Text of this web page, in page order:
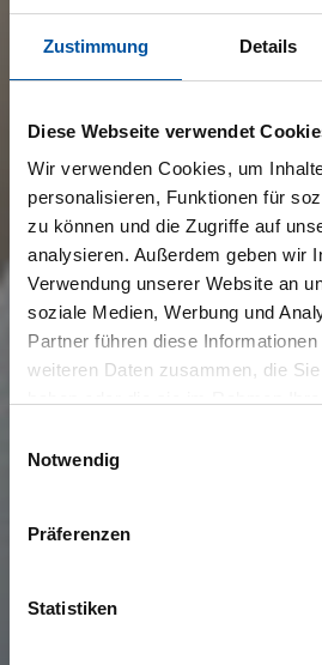
Zustimmung Details
Diese Webseite verwendet
Wir verwenden Cookies, um
personalisieren, Funktionen für
zu können und die Zugriffe auf
analysieren. Außerdem geben wir
Verwendung unserer Website an
soziale Medien, Werbung und
Partner führen diese
weiteren Daten zusammen, die
Notwendig
Präferenzen
Statistiken